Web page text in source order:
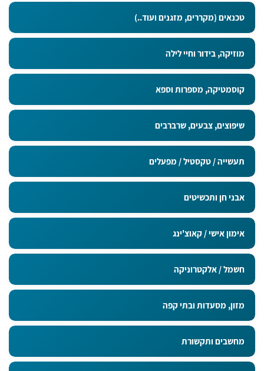
טכנאים (מקררים, מזגנים ועוד..)
מוזיקה, בידור וחיי לילה
קוסמטיקה, מספרות וספא
שיפוצים, צבעים, שרברבים
תעשייה / טקסטיל / מפעלים
אבני חן ותכשיטים
אימון אישי / קאוצ'ינג
חשמל / אלקטרוניקה
מזון, מסעדות ובתי קפה
מחשבים ותקשורת